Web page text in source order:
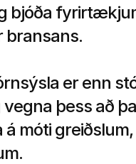
bjóða
bransans.
er enn
þess að
móti